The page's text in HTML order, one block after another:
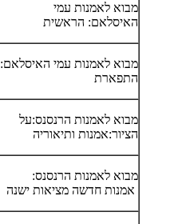
מבוא לאמנות עמי
האיסלאם: הראשית
מבוא לאמנות עמי האיסלאם:
התפארת
מבוא לאמנות הרנסנס:על
הציור:אמנות ותיאוריה
מבוא לאמנות הרנסנס:
אמנות חדשה מציאות ישנה